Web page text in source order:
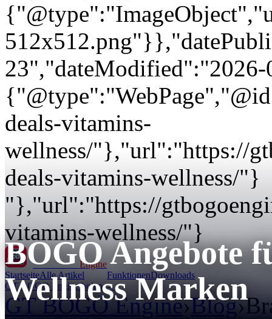
deals-vitamins-
wellness/"},"url":"https://
deals-vitamins-wellness/"}
"},"url":"https://
vitamins-wellness/"}
GT BOGO Engine
StartseiteAlle Artikel FunktionenDownloads
GT BOGO Engine holen →
GT BOGO Engine›Blog›
BOGO Angebote
Wellness Marken